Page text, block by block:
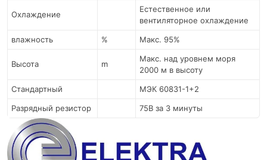
Охлаждение
Естественное или
вентиляторное охлаждение
влажность
% Макс. 95%
Высота m
Макс. над уровнем моря
2000 м в высоту
Стандартный
МЭК 60831-1+2
Разрядный резистор
75В за 3 минуты